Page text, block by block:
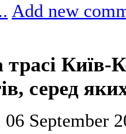
Add new
Київ-
серед
06 September